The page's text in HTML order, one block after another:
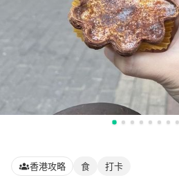
香港攻略 食 打卡